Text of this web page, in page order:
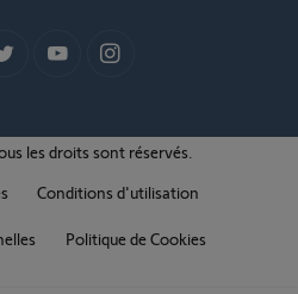
les droits sont réservés.
Conditions d'utilisation
Politique de Cookies